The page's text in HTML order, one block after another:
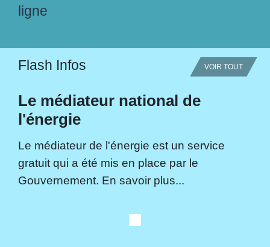
ligne
Flash Infos VOIR TOUT
Le médiateur national de
l'énergie
Le médiateur de l'énergie est un service
gratuit qui a été mis en place par le
Gouvernement. En savoir plus...